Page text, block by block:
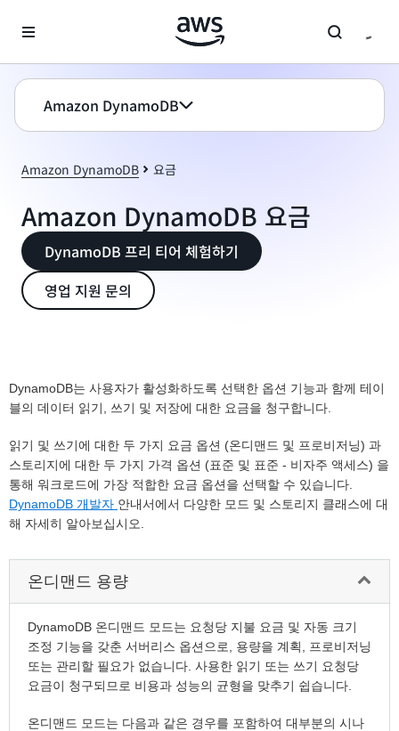
Amazon DynamoDB 요금
Amazon DynamoDB 요금
DynamoDB 프리 티어 체험하기
영업 지원 문의
Amazon DynamoDB
DynamoDB는 사용자가 활성화하도록 선택한 옵션 기능과 함께 테이
블의 데이터 읽기, 쓰기 및 저장에 대한 요금을 청구합니다.
읽기 및 쓰기에 대한 두 가지 요금 옵션 (온디맨드 및 프로비저닝) 과
스토리지에 대한 두 가지 가격 옵션 (표준 및 표준 - 비자주 액세스) 을
통해 워크로드에 가장 적합한 요금 옵션을 선택할 수 있습니다.
DynamoDB 개발자 안내서에서 다양한 모드 및 스토리지 클래스에 대
해 자세히 알아보십시오.
온디맨드 용량
DynamoDB 온디맨드 모드는 요청당 지불 요금 및 자동 크기
조정 기능을 갖춘 서버리스 옵션으로, 용량을 계획, 프로비저닝
또는 관리할 필요가 없습니다. 사용한 읽기 또는 쓰기 요청당
요금이 청구되므로 비용과 성능의 균형을 맞추기 쉽습니다.
온디맨드 모드는 다음과 같은 경우를 포함하여 대부분의 시나